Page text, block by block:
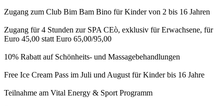
Zugang zum Club Bim Bam Bino für Kinder von 2 bis 16 Jahren
Zugang für 4 Stunden zur SPA CEò, exklusiv für Erwachsene, für
Euro 45,00 statt Euro 65,00/95,00
10% Rabatt auf Schönheits- und Massagebehandlungen
Free Ice Cream Pass im Juli und August für Kinder bis 16 Jahre
Teilnahme am Vital Energy & Sport Programm